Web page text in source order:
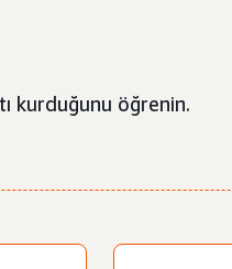
kurduğunu öğrenin.